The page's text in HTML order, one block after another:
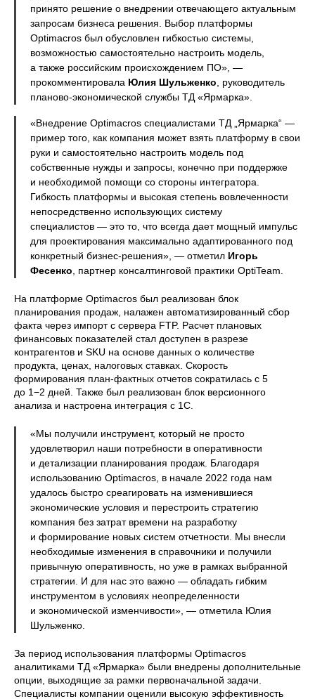
принято решение о внедрении отвечающего актуальным
запросам бизнеса решения. Выбор платформы
Optimacros был обусловлен гибкостью системы,
возможностью самостоятельно настроить модель,
а также российским происхождением ПО», —
прокомментировала Юлия Шульженко , руководитель
планово-экономической службы ТД «Ярмарка».
«Внедрение Optimacros специалистами ТД „Ярмарка“ —
пример того, как компания может взять платформу в свои
руки и самостоятельно настроить модель под
собственные нужды и запросы, конечно при поддержке
и необходимой помощи со стороны интегратора.
Гибкость платформы и высокая степень вовлеченности
непосредственно использующих систему
специалистов — это то, что всегда дает мощный импульс
для проектирования максимально адаптированного под
конкретный бизнес-решения», — отметил Игорь
Фесенко , партнер консалтинговой практики OptiTeam.
На платформе Optimacros был реализован блок
планирования продаж, налажен автоматизированный сбор
факта через импорт с сервера FTP. Расчет плановых
финансовых показателей стал доступен в разрезе
контрагентов и SKU на основе данных о количестве
продукта, ценах, налоговых ставках. Скорость
формирования план-фактных отчетов сократилась с 5
до 1−2 дней. Также был реализован блок версионного
анализа и настроена интеграция с 1С.
«Мы получили инструмент, который не просто
удовлетворил наши потребности в оперативности
и детализации планирования продаж. Благодаря
использованию Optimacros, в начале 2022 года нам
удалось быстро среагировать на изменившиеся
экономические условия и перестроить стратегию
компания без затрат времени на разработку
и формирование новых систем отчетности. Мы внесли
необходимые изменения в справочники и получили
привычную оперативность, но уже в рамках выбранной
стратегии. И для нас это важно — обладать гибким
инструментом в условиях неопределенности
и экономической изменчивости», — отметила Юлия
Шульженко.
За период использования платформы Optimacros
аналитиками ТД «Ярмарка» были внедрены дополнительные
опции, выходящие за рамки первоначальной задачи.
Специалисты компании оценили высокую эффективность